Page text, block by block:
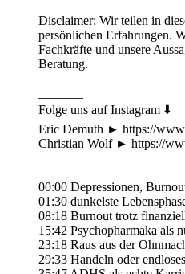
Disclaimer: Wir teilen in
persönlichen Erfahrungen.
Fachkräfte und unsere
Beratung.
Folge uns auf Instagram ⬇️
Eric Demuth ► https://
Christian Wolf ► https://
00:00 Depressionen,
01:30 dunkelste
08:18 Burnout trotz
15:42 Psychopharmaka als
23:18 Raus aus der
29:33 Handeln oder